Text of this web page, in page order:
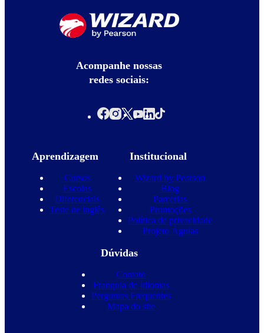
Acompanhe nossas
redes sociais:
Aprendizagem
Cursos
Escolas
Diferenciais
Teste de inglês
Institucional
Wizard by Pearson
Blog
Parcerias
Promoções
Política de privacidade
Projeto Águias
Dúvidas
Contato
Franquia de Idiomas
Perguntas Frequentes
Mapa do site